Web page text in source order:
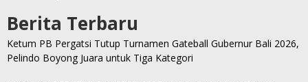
Berita Terbaru
Ketum PB Pergatsi Tutup Turnamen Gateball Gubernur Bali 2026,
Pelindo Boyong Juara untuk Tiga Kategori